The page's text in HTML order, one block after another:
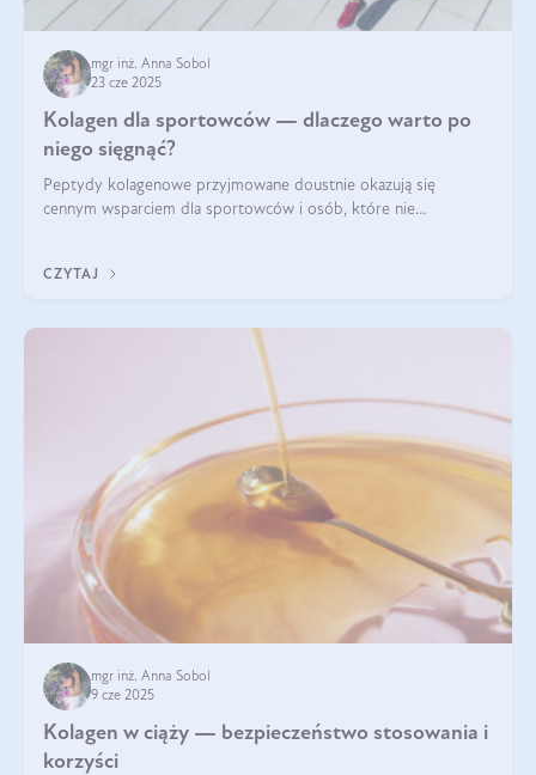
mgr inż. Anna Sobol
23 cze 2025
Kolagen dla sportowców — dlaczego warto po
niego sięgnąć?
Peptydy kolagenowe przyjmowane doustnie okazują się
cennym wsparciem dla sportowców i osób, które nie
CZYTAJ
mgr inż. Anna Sobol
9 cze 2025
Kolagen w ciąży — bezpieczeństwo stosowania i
korzyści